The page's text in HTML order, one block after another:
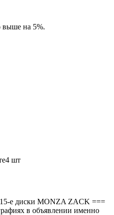
выше на 5%.
4 шт
е диски MONZA ZACK ===
в объявлении именно